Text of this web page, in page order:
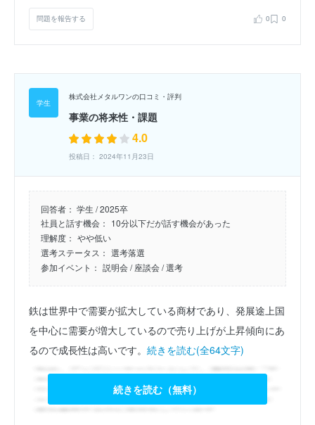
問題を報告する 0 0
株式会社メタルワンの口コミ・評判
事業の将来性・課題
4.0
投稿日： 2024年11月23日
回答者： 学生 / 2025卒
社員と話す機会： 10分以下だが話す機会があった
理解度： やや低い
選考ステータス： 選考落選
参加イベント： 説明会/ 座談会/ 選考
鉄は世界中で需要が拡大している商材であり、発展途上国
を中心に需要が増大しているので売り上げが上昇傾向にあ
るので成長性は高いです。 続きを読む(全64文字)
続きを読む（無料）